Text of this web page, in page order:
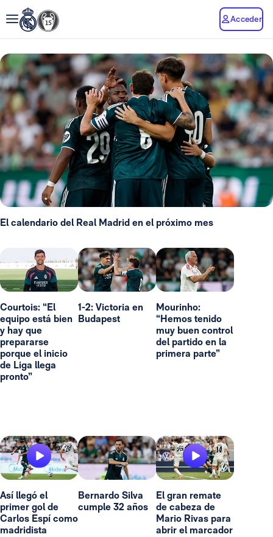
Acceder
El calendario del Real Madrid en el próximo mes
Courtois: “El
equipo está bien
y hay que
prepararse
porque el inicio
de Liga llega
pronto”
1-2: Victoria en
Budapest
Mourinho:
“Hemos tenido
muy buen control
del partido en la
primera parte”
Así llegó el
primer gol de
Carlos Espí como
madridista
Bernardo Silva
cumple 32 años
El gran remate
de cabeza de
Mario Rivas para
abrir el marcador